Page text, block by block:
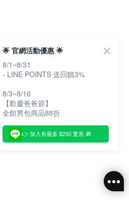
🌟 官網活動優惠 🌟
8/1~8/31
- LINE POINTS 送回饋3%
8/3~8/16
【歡慶爸爸節】
全館男包商品88折
👉 加入有最多 $250 驚喜 🎁